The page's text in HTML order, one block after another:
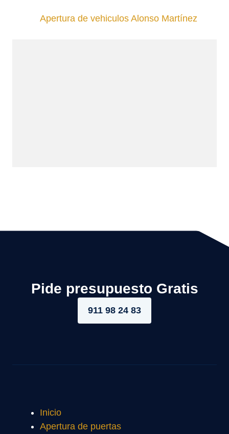
Apertura de vehiculos Alonso Martínez
Pide presupuesto Gratis
911 98 24 83
Inicio
Apertura de puertas